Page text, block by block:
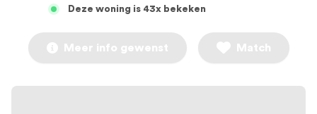
Deze woning is 43x bekeken
Meer info gewenst Match